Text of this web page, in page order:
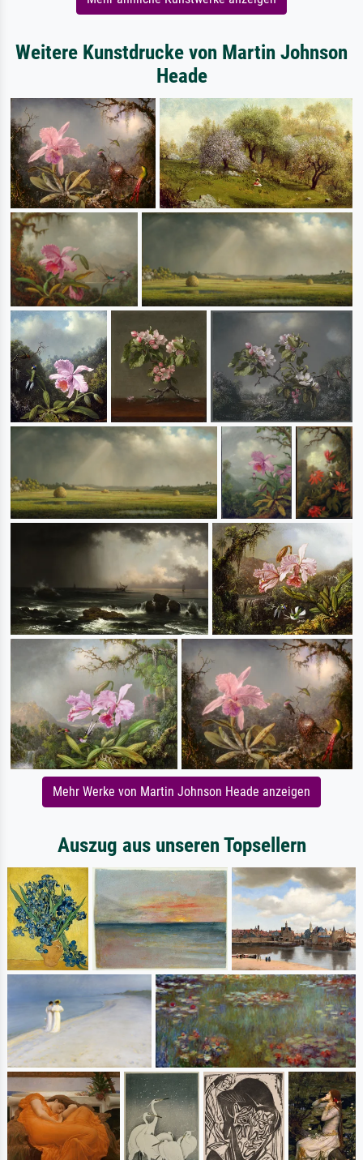
Weitere Kunstdrucke von Martin Johnson
Heade
Mehr Werke von Martin Johnson Heade anzeigen
Auszug aus unseren Topsellern